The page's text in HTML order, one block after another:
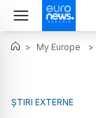
> My Europe >
ȘTIRI EXTERNE